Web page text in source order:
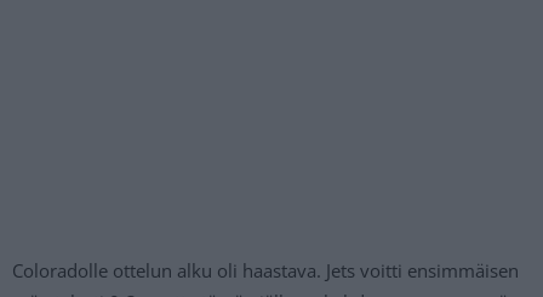
Coloradolle ottelun alku oli haastava. Jets voitti ensimmäisen